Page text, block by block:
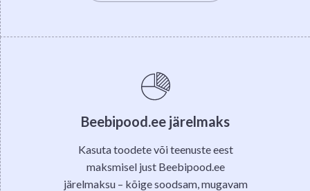
Beebipood.ee järelmaks
Kasuta toodete või teenuste eest
maksmisel just Beebipood.ee
järelmaksu – kõige soodsam, mugavam